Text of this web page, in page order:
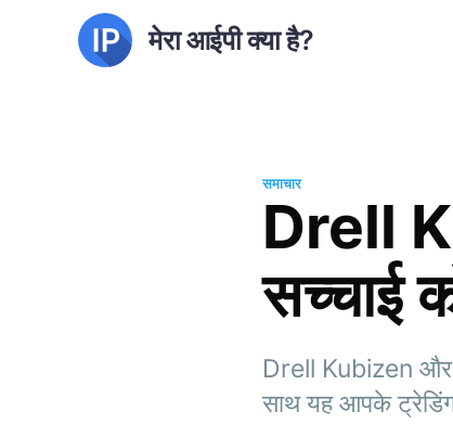
मेरा आईपी क्या है?
समाचार
Drell
सच्चाई
Drell Kubizen और
साथ यह आपके ट्रेडिंग